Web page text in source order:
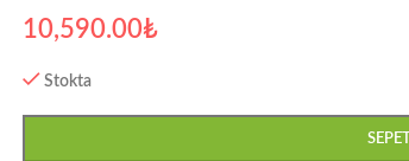
10,590.00₺
Stokta